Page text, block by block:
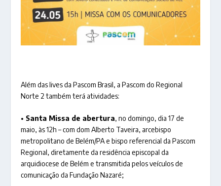
Além das lives da Pascom Brasil, a Pascom do Regional
Norte 2 também terá atividades:
• Santa Missa de abertura, no domingo, dia 17 de
maio, às 12h – com dom Alberto Taveira, arcebispo
metropolitano de Belém/PA e bispo referencial da Pascom
Regional, diretamente da residência episcopal da
arquidiocese de Belém e transmitida pelos veículos de
comunicação da Fundação Nazaré;